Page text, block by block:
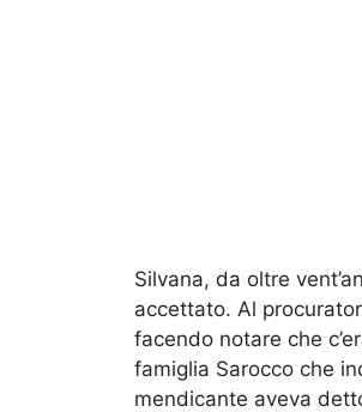
Silvana, da oltre
accettato. Al
facendo notare che
famiglia Sarocco che
mendicante aveva